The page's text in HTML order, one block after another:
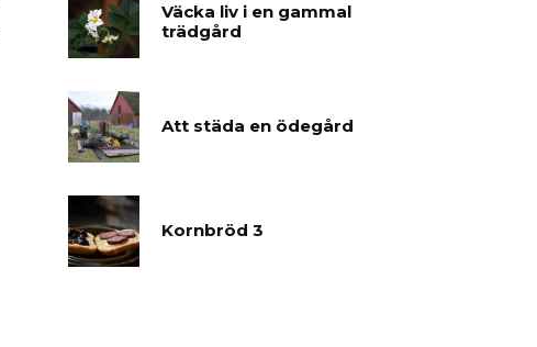
Väcka liv i en gammal
trädgård
Att städa en ödegård
Kornbröd 3